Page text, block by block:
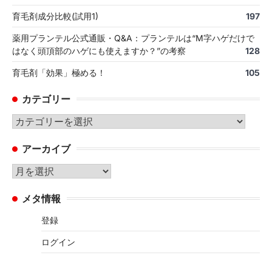
育毛剤成分比較(試用1) 197
薬用プランテル公式通販・Q&A：プランテルは“M字ハゲだけで
はなく頭頂部のハゲにも使えますか？”の考察
128
育毛剤「効果」極める！ 105
カテゴリー
カ
ゴ
リ
ー
アーカイブ
ア
カ メタ情報
登録
ログイン